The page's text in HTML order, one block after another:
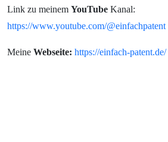
Link zu meinem YouTube Kanal:
https://www.youtube.com/@einfachpatent
Meine Webseite: https://einfach-patent.de/